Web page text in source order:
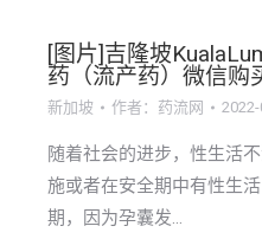
[图片]吉隆坡
药（流产药）微信购
新加坡 作者： 药流网
随着社会的进步，性生活
施或者在安全期中有性生
期，因为孕囊发…